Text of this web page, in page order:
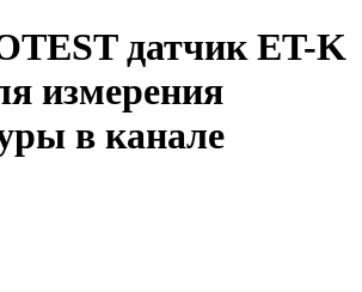
датчик ET-K
измерения
в канале